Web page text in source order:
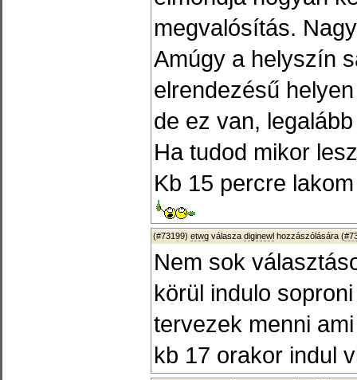
megvalósítás.
Amúgy a helyszín
elrendezésű
de ez van,
Ha tudod mikor
Kb 15 percre
(#73199) etwg válasza diginewl hozzászólására (
Nem sok
körül indulo
tervezek menni
kb 17 orakor indul